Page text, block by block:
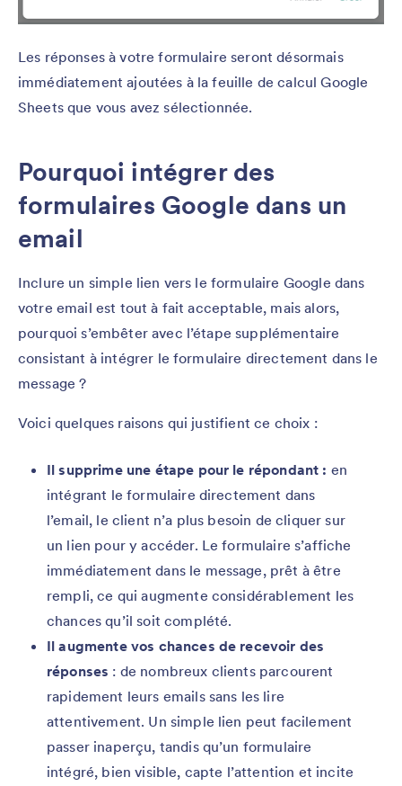
Les réponses à votre formulaire seront désormais
immédiatement ajoutées à la feuille de calcul Google
Sheets que vous avez sélectionnée.
Pourquoi intégrer des
formulaires Google dans un
email
Inclure un simple lien vers le formulaire Google dans
votre email est tout à fait acceptable, mais alors,
pourquoi s’embêter avec l’étape supplémentaire
consistant à intégrer le formulaire directement dans le
message ?
Voici quelques raisons qui justifient ce choix :
Il supprime une étape pour le répondant : en
intégrant le formulaire directement dans
l’email, le client n’a plus besoin de cliquer sur
un lien pour y accéder. Le formulaire s’affiche
immédiatement dans le message, prêt à être
rempli, ce qui augmente considérablement les
chances qu’il soit complété.
Il augmente vos chances de recevoir des
réponses : de nombreux clients parcourent
rapidement leurs emails sans les lire
attentivement. Un simple lien peut facilement
passer inaperçu, tandis qu’un formulaire
intégré, bien visible, capte l’attention et incite